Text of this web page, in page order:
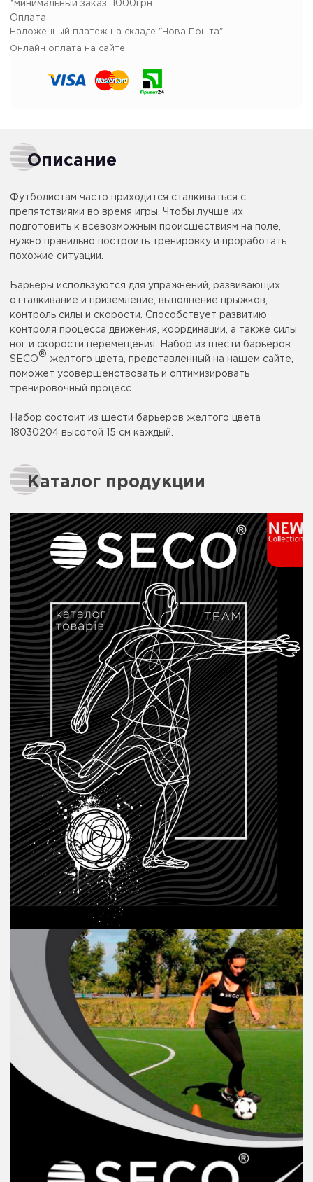
*минимальный заказ:
1000грн.
Оплата
Наложенный платеж на складе "Нова Пошта"
Онлайн оплата на сайте:
Описание
Футболистам часто приходится сталкиваться с
препятствиями во время игры. Чтобы лучше их
подготовить к всевозможным происшествиям на поле,
нужно правильно построить тренировку и проработать
похожие ситуации.
Барьеры используются для упражнений, развивающих
отталкивание и приземление, выполнение прыжков,
контроль силы и скорости. Способствует развитию
контроля процесса движения, координации, а также силы
ног и скорости перемещения. Набор из шести барьеров
SECO
®
желтого цвета, представленный на нашем сайте,
поможет усовершенствовать и оптимизировать
тренировочный процесс.
Набор состоит из шести барьеров желтого цвета
18030204 высотой 15 см каждый.
Каталог продукции